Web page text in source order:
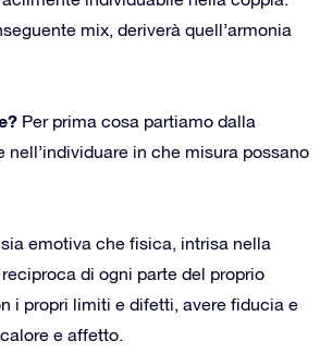
mix, deriverà quell’armonia
Per prima cosa partiamo dalla
in che misura possano
emotiva che fisica, intrisa nella
di ogni parte del proprio
i propri limiti e difetti, avere fiducia e
e affetto.